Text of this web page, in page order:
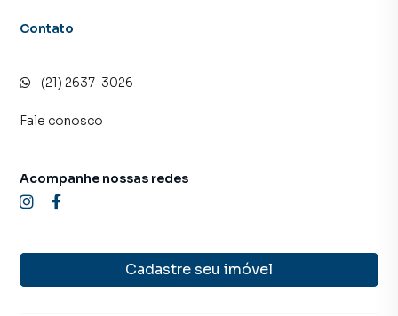
Contato
(21) 2637-3026
Fale conosco
Cadastre seu imóvel
Acompanhe nossas redes